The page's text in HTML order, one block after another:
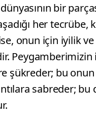
bir
her tecrübe,
onun için iyilik
Peygamberimizin
şükreder; bu onun
sabreder;